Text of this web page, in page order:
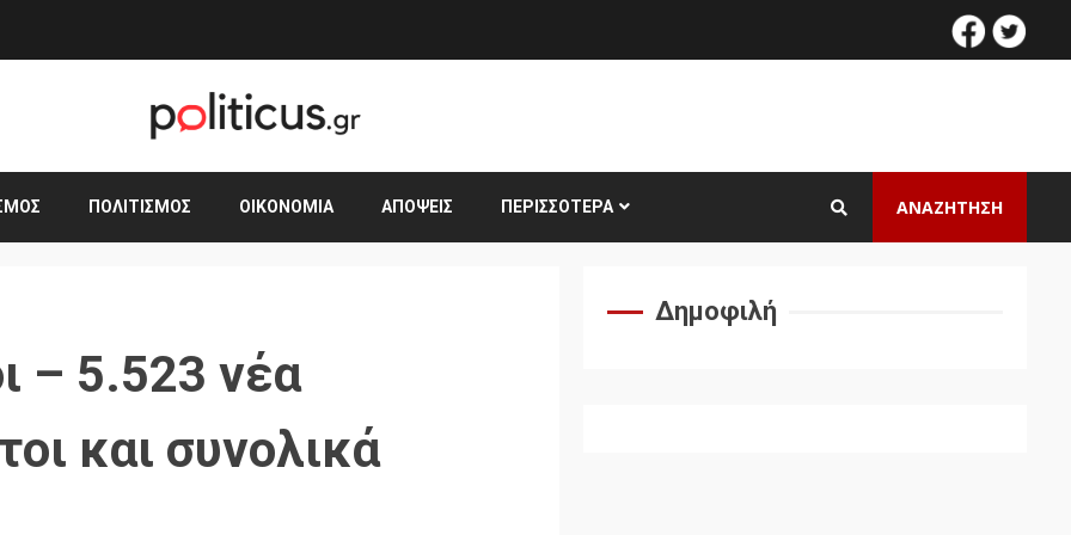
facebook
ΠΟΛΙΤΙΣΜΌΣ ΟΙΚΟΝΟΜΊΑ ΑΠΌΨΕΙΣ ΠΕΡΙΣΣΌΤΕΡΑ ΑΝΑΖΗΤΗΣΗ
– 5.523 νέα
και συνολικά
Δημοφιλή